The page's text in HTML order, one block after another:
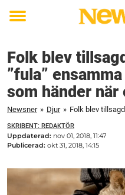
Toggle
Folk blev
”fula”
som händer
Newsner » Djur »
SKRIBENT: REDAKTÖR
Uppdaterad: nov 01, 2018, 11:47
Publicerad: okt 31, 2018, 14:15